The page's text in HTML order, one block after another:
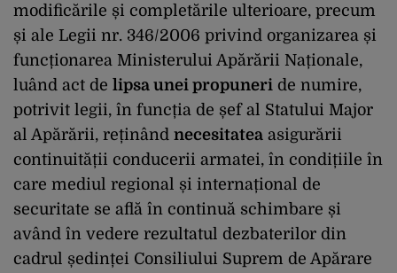
modificările și completările ulterioare, precum
și ale Legii nr. 346/2006 privind organizarea și
funcționarea Ministerului Apărării Naționale,
luând act de lipsa unei propuneri de numire,
potrivit legii, în funcția de șef al Statului Major
al Apărării, reținând necesitatea asigurării
continuității conducerii armatei, în condițiile în
care mediul regional și internațional de
securitate se află în continuă schimbare și
având în vedere rezultatul dezbaterilor din
cadrul ședinței Consiliului Suprem de Apărare